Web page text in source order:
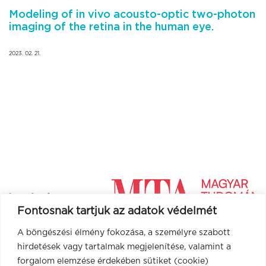
Fontosnak tartjuk az adatok védelmét
A böngészési élmény fokozása, a személyre szabott
hirdetések vagy tartalmak megjelenítése, valamint a
forgalom elemzése érdekében sütiket (cookie)
Modeling of in vivo acousto-optic two-photon
imaging of the retina in the human eye.
2023. 02. 21.